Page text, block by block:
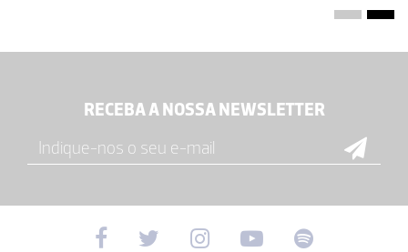
RECEBA A NOSSA NEWSLETTER